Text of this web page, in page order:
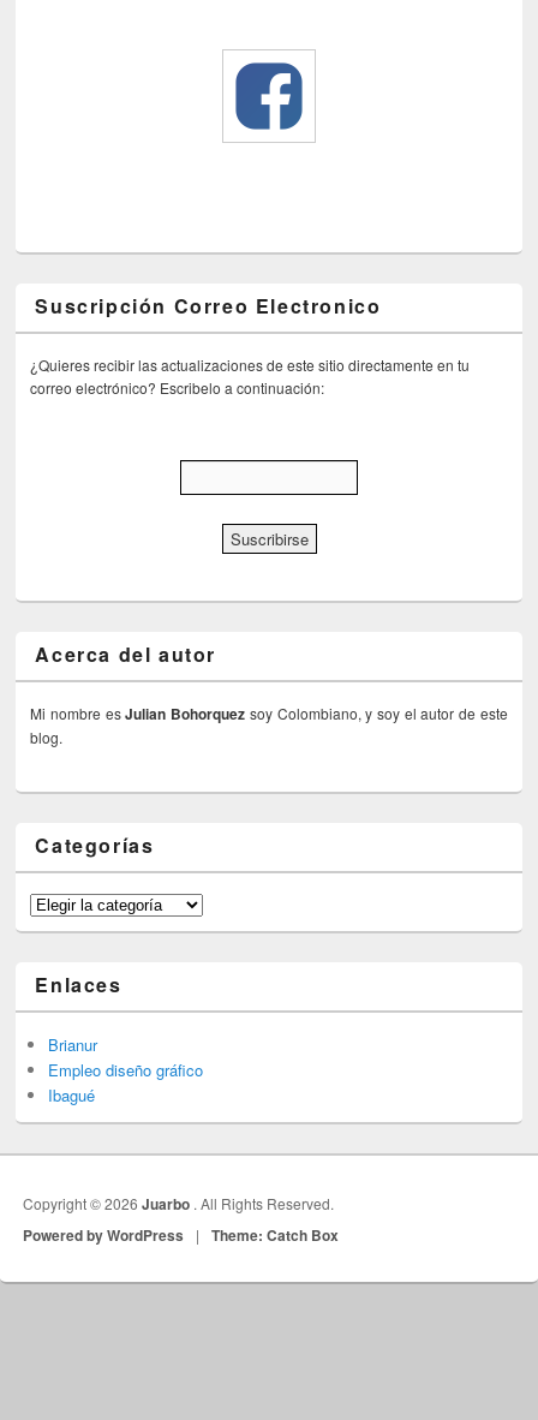
Suscripción Correo Electronico
¿Quieres recibir las actualizaciones de este sitio directamente en tu
correo electrónico? Escribelo a continuación:
Acerca del autor
Mi nombre esJulian Bohorquez soy Colombiano, y soy el autor de este
blog.
Categorías
Categorías
Enlaces
Brianur
Empleo diseño gráfico
Ibagué
Copyright © 2026Juarbo . All Rights Reserved.
Powered by WordPress | Theme: Catch Box